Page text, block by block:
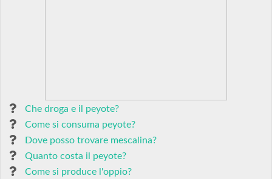
Che droga e il peyote?
Come si consuma peyote?
Dove posso trovare mescalina?
Quanto costa il peyote?
Come si produce l'oppio?